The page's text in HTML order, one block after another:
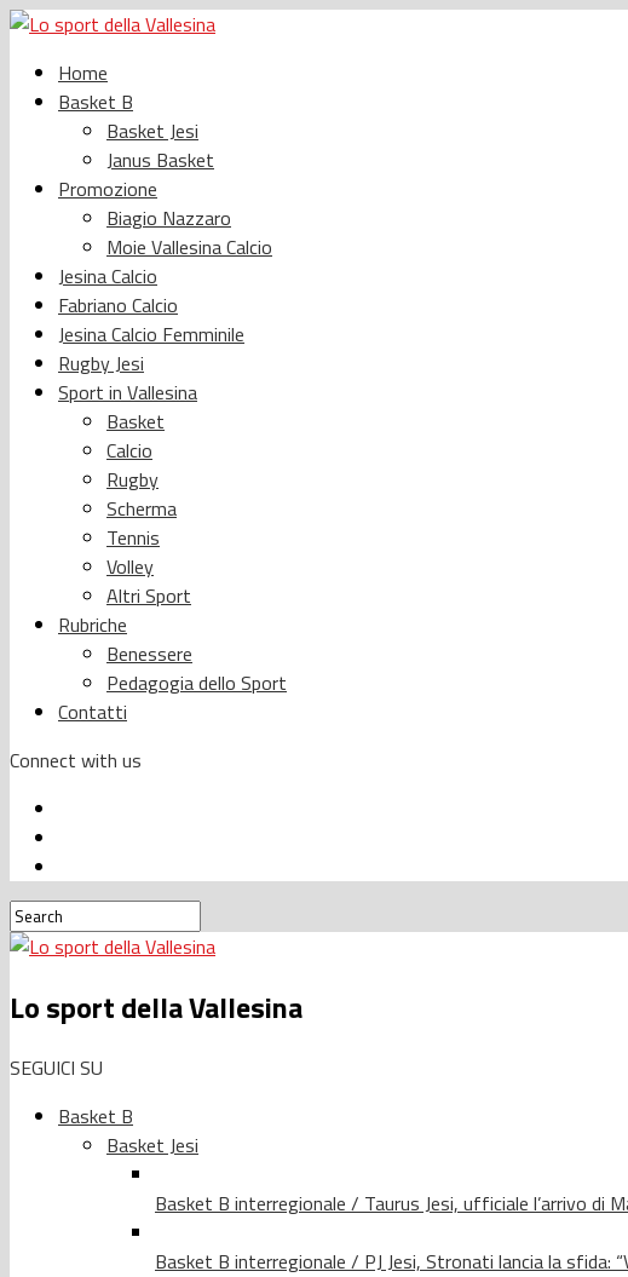
Home
Basket B
Basket Jesi
Janus Basket
Promozione
Biagio Nazzaro
Moie Vallesina Calcio
Jesina Calcio
Fabriano Calcio
Jesina Calcio Femminile
Rugby Jesi
Sport in Vallesina
Basket
Calcio
Rugby
Scherma
Tennis
Volley
Altri Sport
Rubriche
Benessere
Pedagogia dello Sport
Contatti
Connect with us
Lo sport della Vallesina
SEGUICI SU
Basket B
Basket Jesi
Basket B interregionale / Taurus Jesi, ufficiale l’arrivo di
Basket B interregionale / PJ Jesi, Stronati lancia la sfida: